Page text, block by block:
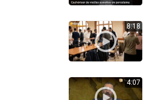
8:18
4:07